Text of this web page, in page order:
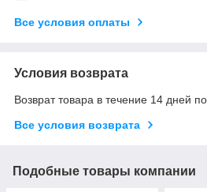
Все условия оплаты
Условия возврата
Возврат товара в течение 14 дней
Все условия возврата
Подобные товары компании